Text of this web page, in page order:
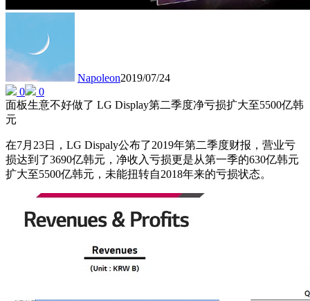
Napoleon2019/07/24
0
0
面板生意不好做了 LG Display第二季度净亏损扩大至5500亿韩
元
在7月23日，LG Dispaly公布了2019年第二季度财报，营业亏
损达到了3690亿韩元，净收入亏损更是从第一季的630亿韩元
扩大至5500亿韩元，未能扭转自2018年来的亏损状态。